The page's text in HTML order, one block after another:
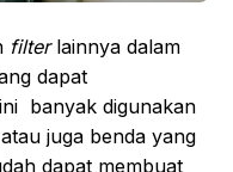
filter lainnya dalam
dapat
banyak digunakan
juga benda yang
dapat membuat